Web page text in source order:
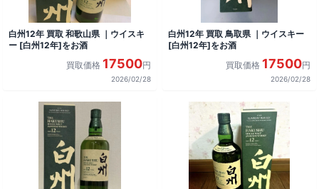
白州12年 買取 和歌山県 ｜ウイスキ
ー [白州12年]をお酒
買取価格 17500円
2026/02/28
白州12年 買取 鳥取県 ｜ウイスキー
[白州12年]をお酒
買取価格 17500円
2026/02/28